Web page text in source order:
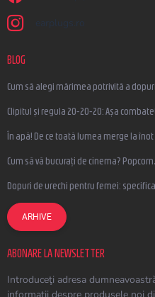
earplugs.ro
BLOG
Cum să alegi mărimea potrivită a
Clipitul și regula 20-20-20: Așa
În apă! De ce toată lumea merge la
Cum să vă bucurați de cinema?
Dopuri de urechi pentru femei:
ARHIVE
ABONARE LA NEWSLETTER
Introduceţi adresa